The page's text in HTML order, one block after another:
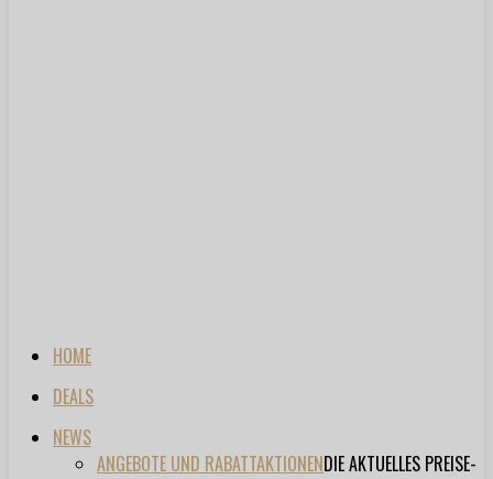
HOME
DEALS
NEWS
ANGEBOTE UND RABATTAKTIONENDIE AKTUELLES PREISE-